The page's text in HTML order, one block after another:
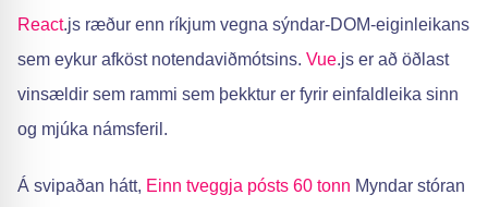
React.js ræður enn ríkjum vegna sýndar-DOM-eiginleikans
sem eykur afköst notendaviðmótsins. Vue.js er að öðlast
vinsældir sem rammi sem þekktur er fyrir einfaldleika sinn
og mjúka námsferil.
Á svipaðan hátt, Einn tveggja pósts 60 tonn Myndar stóran